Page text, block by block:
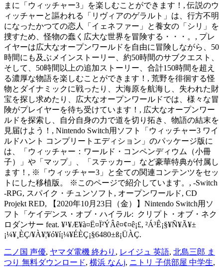
まに「ウィッチャー3」を楽しむことができます！, 伝説のウ
ィッチャーと謳われる「リヴィアのゲラルト」は、行方不明
になったかつての恋人「イェネファー」と養女の「シリ」を
捜すため、怪物の蠢く広大な世界を冒険する・・・。, プレ
イヤーは広大なオープンワールドを自由に冒険しながら、50
時間にも及ぶメインストーリー、約50時間のサブクエスト、
そして、50時間以上の追加ストーリー、合計150時間を超え
る濃厚な物語を楽しむことができます！, 荒野を徘徊する怪
物とダイナミックに戦ったり、大海原を航海し、失われた財
宝を探し求めたり、広大なオープンワールドでは、様々な冒
険がプレイヤーを待ち受けています！, 広大なオープンワー
ルドを探索し、自分自身の力で道を切り拓き、物語の結末を
見届けよう！, Nintendo Switch用ソフト「ウィッチャー3 ワイ
ルドハント コンプリートエディション」のパッケージ版に
は、「ウィッチャー：ワールド・コンペンディウム（小冊
子）」や「マップ」、「ステッカー」など豪華特典が付属し
ます！, ※「ウィッチャー3」と全ての関連コンテンツをセッ
トにした移植版。 ※このページで紹介しています。, -Switch
-RPG, スパイク・チュンソフト, オープンワールド, CD
Projekt RED, 【2020年10月23日（金）】Nintendo Switch用ソ
フト「ケイデンス・オブ・ハイラル: クリプト・オブ・ネク
ロダンサー feat. ¥¹¥Æ¥à¤Ë¤Ï²ÝÂê¤¢¤ê¡£, ²Á³Ê¡§¥Ñ¥Ã¥±
¡¼¥¸ÈÇ/¥À¥¦¥ó¥í¡¼¥ÉÈÇ¡§6480±ß¡ÜÀÇ.
二ノ国 声優, ヤマダ電機 終わり , レイジュ 英語, 北島三郎 ま
つり 無料ダウンロード, 横浜 なんj, ニトリ 子供部屋 中学生,